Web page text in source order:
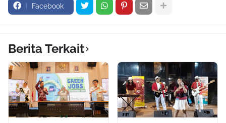
Facebook
Berita Terkait